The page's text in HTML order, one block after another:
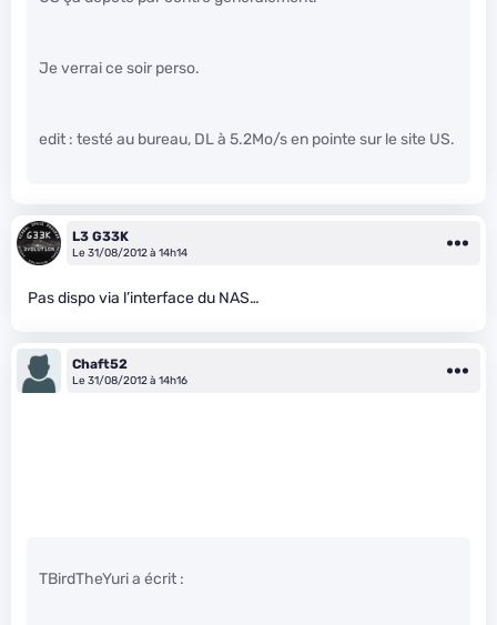
Je verrai ce soir perso.
edit : testé au bureau, DL à 5.2Mo/s en pointe sur le site US.
L3 G33K
Le 31/08/2012 à 14h14
Pas dispo via l’interface du NAS…
Chaft52
Le 31/08/2012 à 14h16
TBirdTheYuri a écrit :